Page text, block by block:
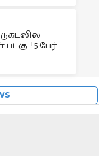
5 பேர்